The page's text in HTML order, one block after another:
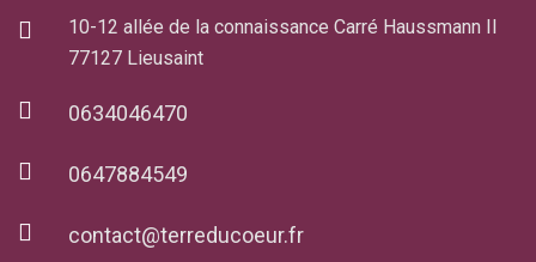
10-12 allée de la connaissance Carré Haussmann II
77127 Lieusaint
0634046470
0647884549
contact@terreducoeur.fr